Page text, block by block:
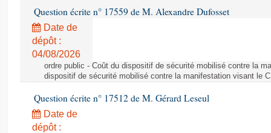
Question écrite n° 17559 de M. Alexandre Dufosset
Date de
dépôt :
04/08/2026
ordre public - Coût du dispositif de sécurité mobilisé contre la
dispositif de sécurité mobilisé contre la manifestation visant le
Question écrite n° 17512 de M. Gérard Leseul
Date de
dépôt :